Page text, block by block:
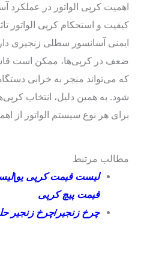
اهمیت کرپی الواتور در
کیفیت و استحکام کرپی الواتور
ایمنی آسانسور سطلی زنجیری
ضعف در کرپی‌ها، ممکن است
که می‌تواند منجر به خرابی
شود. به همین دلیل، انتخاب
برای هر نوع سیستم الواتور از
مطالب مرتبط
لیست قیمت کرپی
قیمت پیچ کرپی
چرخ زنجیر/چرخ زنجیر